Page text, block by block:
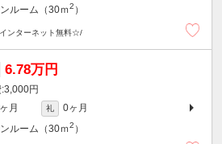
ルーム（30ｍ2 ）
ンターネット無料☆/
6.78万円
3,000円
月 礼
0ヶ月
ルーム（30ｍ2 ）